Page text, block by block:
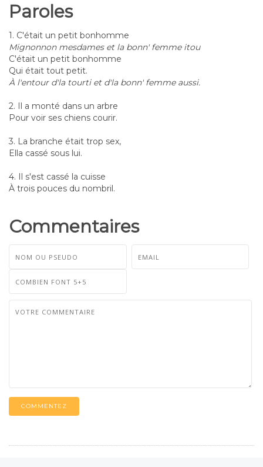
Paroles
1. C'était un petit bonhomme
Mignonnon mesdames et la bonn' femme itou
C'était un petit bonhomme
Qui était tout petit.
À l'entour d'la tourti et d'la bonn' femme aussi.
2. Il a monté dans un arbre
Pour voir ses chiens courir.
3. La branche était trop sex,
Ella cassé sous lui.
4. Il s'est cassé la cuisse
À trois pouces du nombril.
Commentaires
COMMENTEZ